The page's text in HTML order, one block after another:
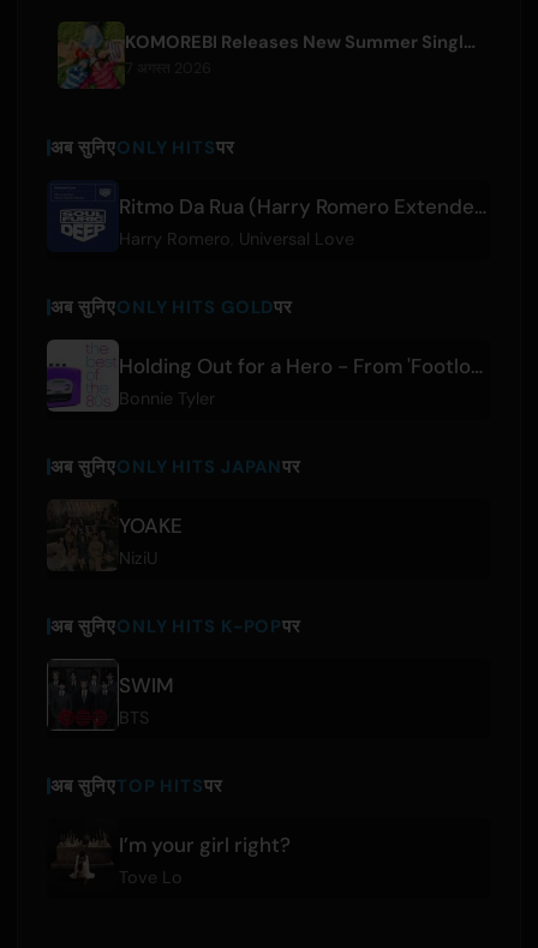
KOMOREBI Releases New Summer Single 'Letsu Natsu'
अब सुनिएONLY HITSपर
Ritmo Da Rua (Harry Romero Extended Remix)
Harry Romero Universal Love
अब सुनिएONLY HITS GOLDपर
Holding Out for a Hero - From 'Footloose' Soundtrack
Bonnie Tyler
अब सुनिएONLY HITS JAPANपर
YOAKE
NiziU
अब सुनिएONLY HITS K-POPपर
SWIM
BTS
अब सुनिएTOP HITSपर
I’m your girl right?
Tove Lo